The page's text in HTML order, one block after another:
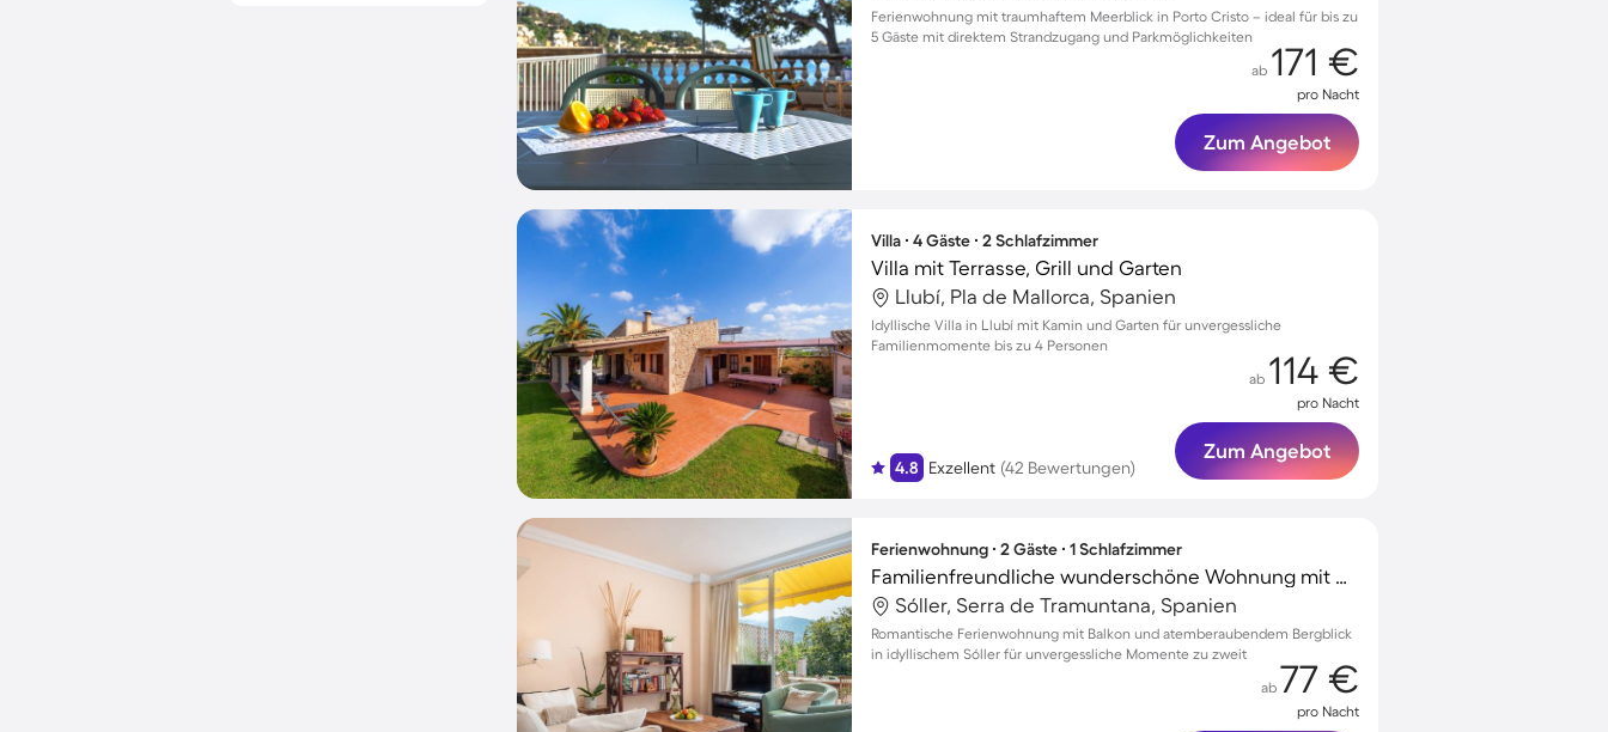
Ferienwohnung mit traumhaftem Meerblick in Porto Cristo – ideal für bis zu
5 Gäste mit direktem Strandzugang und Parkmöglichkeiten
ab 171 €
pro Nacht
Zum Angebot
Villa ∙ 4 Gäste ∙ 2 Schlafzimmer
Villa mit Terrasse, Grill und Garten
Llubí, Pla de Mallorca, Spanien
Idyllische Villa in Llubí mit Kamin und Garten für unvergessliche
Familienmomente bis zu 4 Personen
4.8 Exzellent (42 Bewertungen)
ab 114 €
pro Nacht
Zum Angebot
Ferienwohnung ∙ 2 Gäste ∙ 1 Schlafzimmer
Familienfreundliche wunderschöne Wohnung mit Grill | Bergblick | Nah am Strand
Sóller, Serra de Tramuntana, Spanien
Romantische Ferienwohnung mit Balkon und atemberaubendem Bergblick
in idyllischem Sóller für unvergessliche Momente zu zweit
ab 77 €
pro Nacht